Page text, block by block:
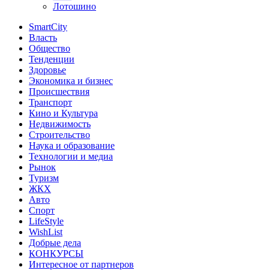
Лотошино
SmartCity
Власть
Общество
Тенденции
Здоровье
Экономика и бизнес
Происшествия
Транспорт
Кино и Культура
Недвижимость
Строительство
Наука и образование
Технологии и медиа
Рынок
Туризм
ЖКХ
Авто
Спорт
LifeStyle
WishList
Добрые дела
КОНКУРСЫ
Интересное от партнеров